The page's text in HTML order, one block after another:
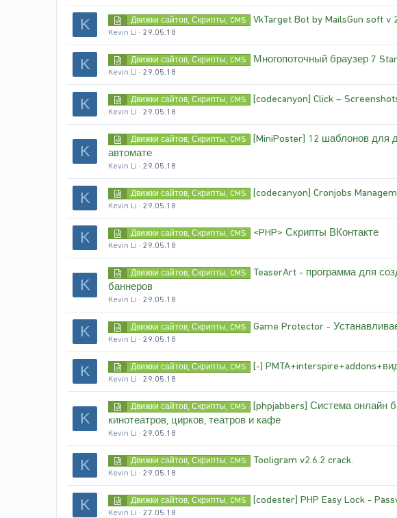
K Движки сайтов, Скрипты, CMS VkTarget Bot by MailsGun soft
Kevin Li 29.05.18
K Движки сайтов, Скрипты, CMS Многопоточный браузер 7
Kevin Li 29.05.18
K Движки сайтов, Скрипты, CMS [codecanyon] Click –
Kevin Li 29.05.18
K
Движки сайтов, Скрипты, CMS
[MiniPoster] 12 шаблонов для
автомате
Kevin Li 29.05.18
K Движки сайтов, Скрипты, CMS [codecanyon] Cronjobs
Kevin Li 29.05.18
K Движки сайтов, Скрипты, CMS <PHP> Скрипты ВКонтакте
Kevin Li 29.05.18
K
Движки сайтов, Скрипты, CMS
TeaserArt - программа для
баннеров
Kevin Li 29.05.18
K Движки сайтов, Скрипты, CMS Game Protector -
Kevin Li 29.05.18
K Движки сайтов, Скрипты, CMS [-]
Kevin Li 29.05.18
K
Движки сайтов, Скрипты, CMS
[phpjabbers] Система онлайн
кинотеатров, цирков, театров и кафе
Kevin Li 29.05.18
K Движки сайтов, Скрипты, CMS Tooligram v2.6.2 crack.
Kevin Li 29.05.18
K Движки сайтов, Скрипты, CMS [codester] PHP Easy Lock -
Kevin Li 27.05.18